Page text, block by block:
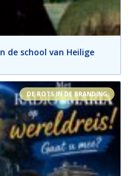
de school van Heilige
DE ROTS IN DE BRANDING